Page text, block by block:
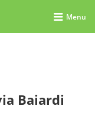
Menu
Baiardi